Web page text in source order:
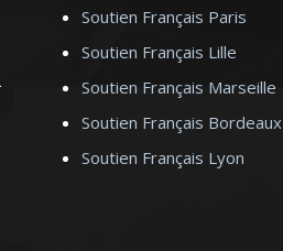
Soutien Français Paris
Soutien Français Lille
Soutien Français Marseille
Soutien Français Bordeaux
Soutien Français Lyon